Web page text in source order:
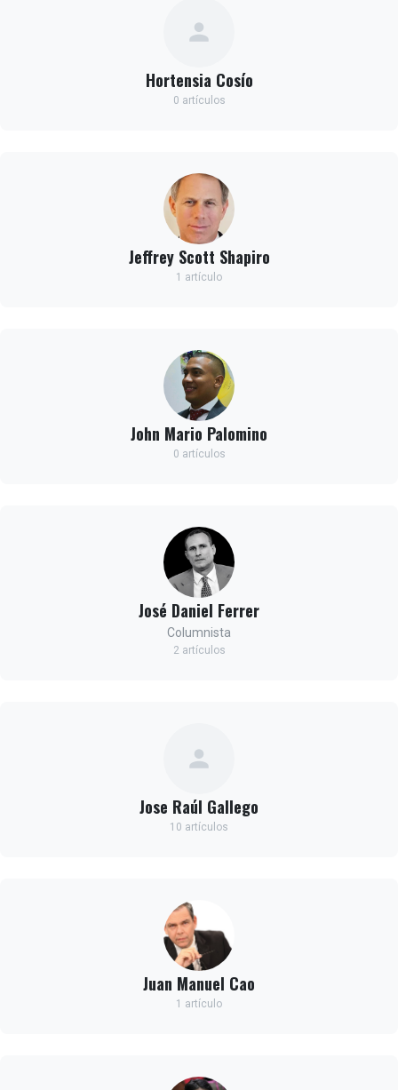
Hortensia Cosío
0 artículos
Jeffrey Scott Shapiro
1 artículo
John Mario Palomino
0 artículos
José Daniel Ferrer
Columnista
2 artículos
Jose Raúl Gallego
10 artículos
Juan Manuel Cao
1 artículo